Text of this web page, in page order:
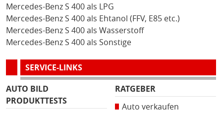
Mercedes-Benz S 400 als LPG
Mercedes-Benz S 400 als Ehtanol (FFV, E85 etc.)
Mercedes-Benz S 400 als Wasserstoff
Mercedes-Benz S 400 als Sonstige
SERVICE-LINKS
AUTO BILD
PRODUKTTESTS
RATGEBER
Auto verkaufen